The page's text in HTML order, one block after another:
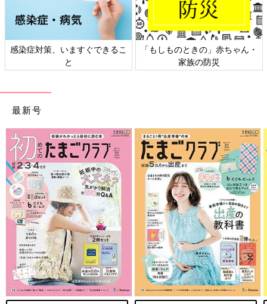
感染症対策、いますぐできるこ
と
「もしものときの」赤ちゃん・
家族の防災
最新号